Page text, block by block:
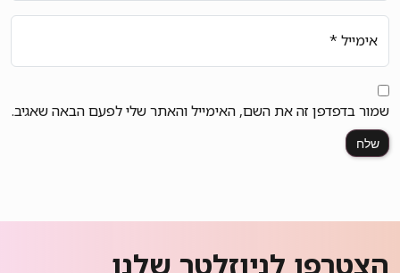
אימייל *
שמור בדפדפן זה את השם, האימייל והאתר שלי לפעם הבאה שאגיב.
הצטרפו לניוזלטר שלנו